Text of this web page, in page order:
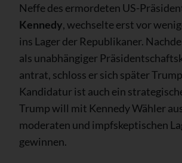
Neffe des ermordeten US-
Kennedy, wechselte erst vor
ins Lager der Republikaner.
als unabhängiger
antrat, schloss er sich später
Kandidatur ist auch ein
Trump will mit Kennedy Wähler
moderaten und impfskeptischen
gewinnen.